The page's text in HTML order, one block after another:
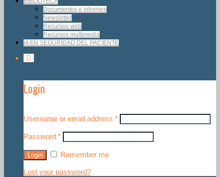
Documentos e informes
Newsletter
Recursos web
Recursos multimedia
IA EN SEGURIDAD DEL PACIENTE
Login
Username or email address *
Password *
Remember me
Lost your password?